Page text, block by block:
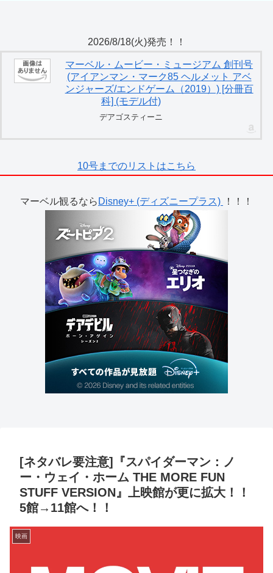
2026/8/18(火)発売！！
マーベル・ムービー・ミュージアム 創刊号
(アイアンマン・マーク85 ヘルメット アベ
ンジャーズ/エンドゲーム（2019）) [分冊百
科] (モデル付)
デアゴスティーニ
10号までのリストはこちら
マーベル観るなら Disney+ (ディズニープラス) ！！！
[ネタバレ要注意]『スパイダーマン：ノ
ー・ウェイ・ホーム THE MORE FUN
STUFF VERSION』上映館が更に拡大！！
5館→11館へ！！
映画